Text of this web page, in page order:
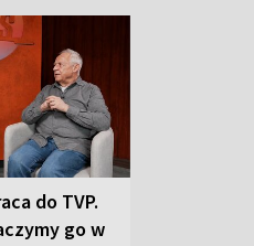
do TVP.
go w